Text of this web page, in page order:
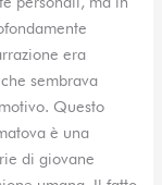
era
sembrava
Questo
è una
di giovane